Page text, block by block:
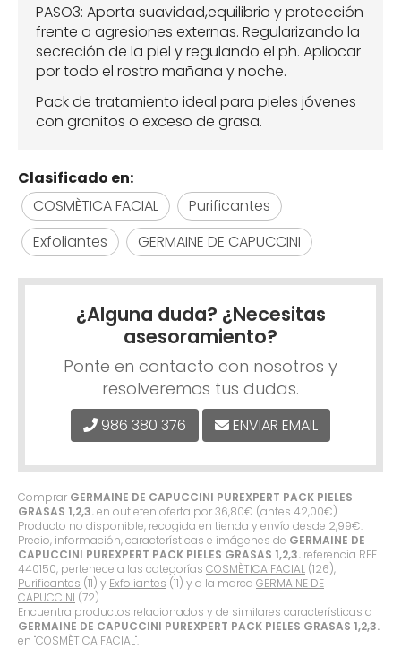
Comprar GERMAINE DE CAPUCCINI PUREXPERT PACK PIELES
GRASAS 1,2,3.en outleten oferta por36,80€ (antes 42,00€).
Producto no disponible, recogida en tienda y envío desde 2,99€.
Precio, información, características e imágenes de GERMAINE DE
CAPUCCINI PUREXPERT PACK PIELES GRASAS 1,2,3. referencia REF.
440150, pertenece a las categorías COSMÈTICA FACIAL (126),
Purificantes (11) y Exfoliantes (11) y a la marca GERMAINE DE
CAPUCCINI (72).
Encuentra productos relacionados y de similares características a
GERMAINE DE CAPUCCINI PUREXPERT PACK PIELES GRASAS 1,2,3.
en "COSMÈTICA FACIAL".
PASO3: Aporta suavidad,equilibrio y protección
frente a agresiones externas. Regularizando la
secreción de la piel y regulando el ph. Apliocar
por todo el rostro mañana y noche.
Pack de tratamiento ideal para pieles jóvenes
con granitos o exceso de grasa.
Clasificado en:
COSMÈTICA FACIAL
Purificantes
Exfoliantes
GERMAINE DE CAPUCCINI
¿Alguna duda? ¿Necesitas
asesoramiento?
Ponte en contacto con nosotros y
resolveremos tus dudas.
986 380 376 ENVIAR EMAIL